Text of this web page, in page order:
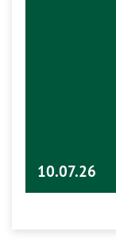
10.07.26